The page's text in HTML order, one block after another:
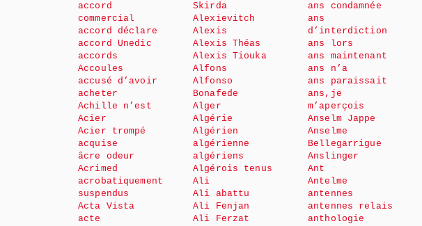
accord
commercial
accord déclare
accord Unedic
accords
Accoules
accusé d’avoir
acheter
Achille n’est
Acier
Acier trompé
acquise
âcre odeur
Acrimed
acrobatiquement
suspendus
Acta Vista
acte
Skirda
Alexievitch
Alexis
Alexis Théas
Alexis Tiouka
Alfons
Alfonso
Bonafede
Alger
Algérie
Algérien
algérienne
algériens
Algérois tenus
Ali
Ali abattu
Ali Fenjan
Ali Ferzat
ans condamnée
ans
d’interdiction
ans lors
ans maintenant
ans n’a
ans paraissait
ans,je
m’aperçois
Anselm Jappe
Anselme
Bellegarrigue
Anslinger
Ant
Antelme
antennes
antennes relais
anthologie